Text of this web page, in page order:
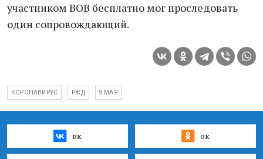
участником ВОВ бесплатно мог проследовать
один сопровождающий.
КОРОНАВИРУС РЖД 9 МАЯ
вк ок